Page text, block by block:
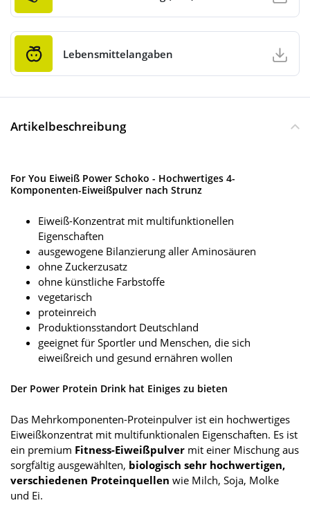
Lebensmittelangaben
Artikelbeschreibung
For You Eiweiß Power Schoko - Hochwertiges 4-
Komponenten-Eiweißpulver nach Strunz
Eiweiß-Konzentrat mit multifunktionellen
Eigenschaften
ausgewogene Bilanzierung aller Aminosäuren
ohne Zuckerzusatz
ohne künstliche Farbstoffe
vegetarisch
proteinreich
Produktionsstandort Deutschland
geeignet für Sportler und Menschen, die sich
eiweißreich und gesund ernähren wollen
Der Power Protein Drink hat Einiges zu bieten
Das Mehrkomponenten-Proteinpulver ist ein hochwertiges
Eiweißkonzentrat mit multifunktionalen Eigenschaften. Es ist
ein premium Fitness-Eiweißpulver mit einer Mischung aus
sorgfältig ausgewählten, biologisch sehr hochwertigen,
verschiedenen Proteinquellen wie Milch, Soja, Molke
und Ei.